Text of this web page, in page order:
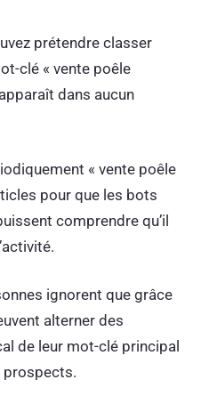
prétendre classer
clé « vente poêle
dans aucun
« vente poêle
pour que les bots
comprendre qu’il
ignorent que grâce
alterner des
de leur mot-clé principal
prospects.